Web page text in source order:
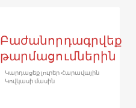
Բաժանորդագրվեք
թարմացումներին
Կարդացեք լուրեր Հարավային
Կովկասի մասին